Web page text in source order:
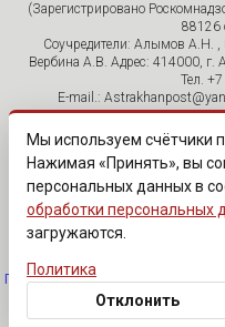
(Зарегистрировано
88126
Соучредители: Алымов А.Н.
Вербина А.В. Адрес: 414000, г.
Тел.
E-mail.:
размещенных на
допускается исключительно
активной гиперссылки на
читателей сайта размещаются
Редакция оставляет за
отредактировать, если
«САЙТ
Политика обработки
Мы используем счётчики
Нажимая «Принять», вы
персональных данных в
обработки персональных
загружаются.
Политика
Отклонить